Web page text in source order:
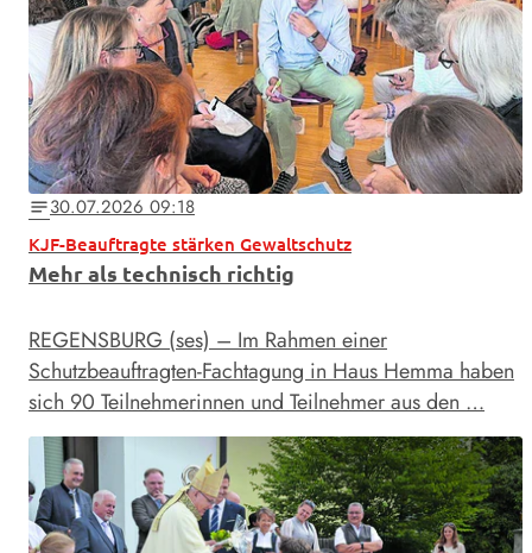
notes30.07.2026 09:18
KJF-Beauftragte stärken Gewaltschutz
Mehr als technisch richtig
REGENSBURG (ses) – Im Rahmen einer
Schutzbeauftragten-Fachtagung in Haus Hemma haben
sich 90 Teilnehmerinnen und Teilnehmer aus den …